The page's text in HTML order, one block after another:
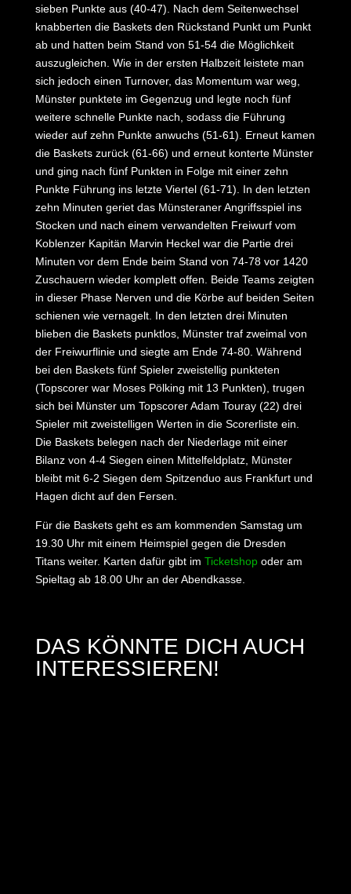
sieben Punkte aus (40-47). Nach dem Seitenwechsel
knabberten die Baskets den Rückstand Punkt um Punkt
ab und hatten beim Stand von 51-54 die Möglichkeit
auszugleichen. Wie in der ersten Halbzeit leistete man
sich jedoch einen Turnover, das Momentum war weg,
Münster punktete im Gegenzug und legte noch fünf
weitere schnelle Punkte nach, sodass die Führung
wieder auf zehn Punkte anwuchs (51-61). Erneut kamen
die Baskets zurück (61-66) und erneut konterte Münster
und ging nach fünf Punkten in Folge mit einer zehn
Punkte Führung ins letzte Viertel (61-71). In den letzten
zehn Minuten geriet das Münsteraner Angriffsspiel ins
Stocken und nach einem verwandelten Freiwurf vom
Koblenzer Kapitän Marvin Heckel war die Partie drei
Minuten vor dem Ende beim Stand von 74-78 vor 1420
Zuschauern wieder komplett offen. Beide Teams zeigten
in dieser Phase Nerven und die Körbe auf beiden Seiten
schienen wie vernagelt. In den letzten drei Minuten
blieben die Baskets punktlos, Münster traf zweimal von
der Freiwurflinie und siegte am Ende 74-80. Während
bei den Baskets fünf Spieler zweistellig punkteten
(Topscorer war Moses Pölking mit 13 Punkten), trugen
sich bei Münster um Topscorer Adam Touray (22) drei
Spieler mit zweistelligen Werten in die Scorerliste ein.
Die Baskets belegen nach der Niederlage mit einer
Bilanz von 4-4 Siegen einen Mittelfeldplatz, Münster
bleibt mit 6-2 Siegen dem Spitzenduo aus Frankfurt und
Hagen dicht auf den Fersen.
Für die Baskets geht es am kommenden Samstag um
19.30 Uhr mit einem Heimspiel gegen die Dresden
Titans weiter. Karten dafür gibt im Ticketshopoder am
Spieltag ab 18.00 Uhr an der Abendkasse.
DAS KÖNNTE DICH AUCH
INTERESSIEREN!